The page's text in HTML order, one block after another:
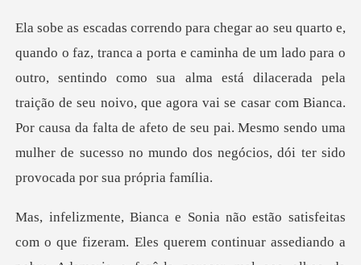
sentindo como sua alma está dilacerada pela
traição de seu noivo, que agora vai se casar com Bianca.
Por causa da falta de